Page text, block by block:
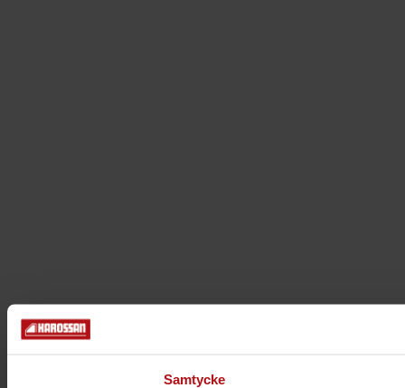
Samtycke